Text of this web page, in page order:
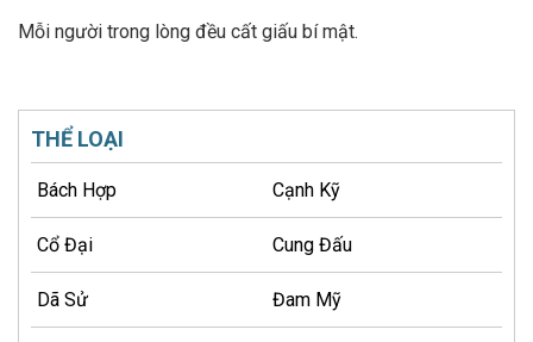
Mỗi người trong lòng đều cất giấu bí mật.
THỂ LOẠI
Bách Hợp Cạnh Kỹ
Cổ Đại Cung Đấu
Dã Sử Đam Mỹ